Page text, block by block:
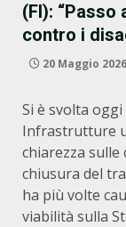
(FI):
contro i
20 Maggio 2026
Si è svolta
Infrastrutture
chiarezza sulle
chiusura del
ha più volte
viabilità sulla